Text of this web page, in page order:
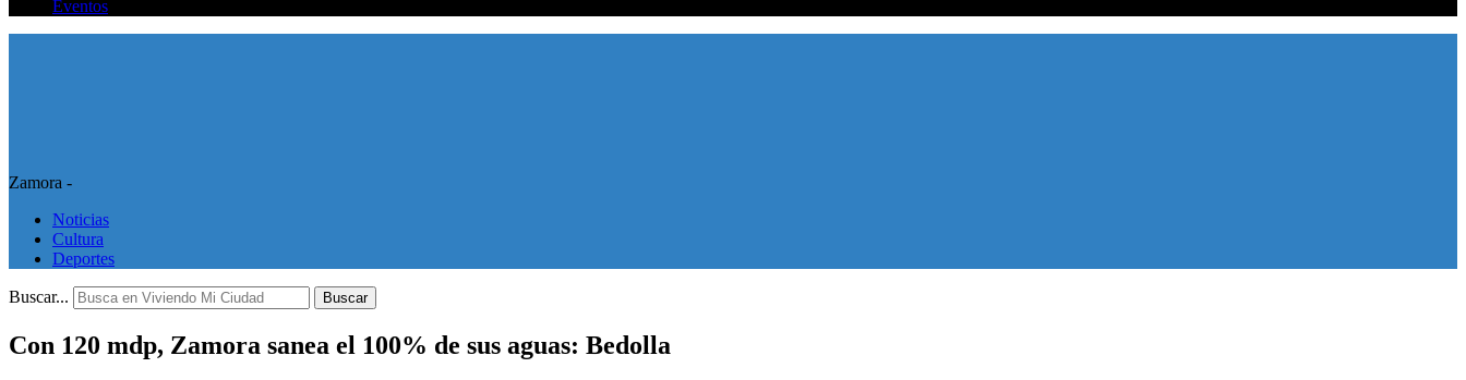
Eventos
Zamora -
Noticias
Cultura
Deportes
Buscar... Buscar
Con 120 mdp, Zamora sanea el 100% de sus aguas: Bedolla